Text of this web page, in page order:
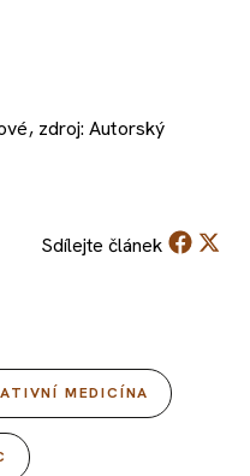
zdroj: Autorský
Sdílejte článek
MEDICÍNA